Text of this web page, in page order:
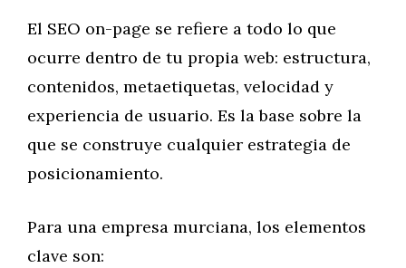
El SEO on-page se refiere a todo lo que
ocurre dentro de tu propia web: estructura,
contenidos, metaetiquetas, velocidad y
experiencia de usuario. Es la base sobre la
que se construye cualquier estrategia de
posicionamiento.
Para una empresa murciana, los elementos
clave son: